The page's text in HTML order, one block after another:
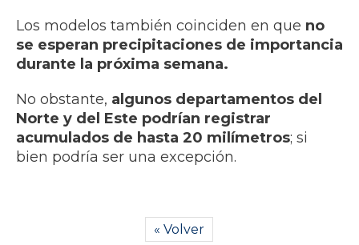
Los modelos también coinciden en que no
se esperan precipitaciones de importancia
durante la próxima semana.
No obstante, algunos departamentos del
Norte y del Este podrían registrar
acumulados de hasta 20 milímetros; si
bien podría ser una excepción.
« Volver